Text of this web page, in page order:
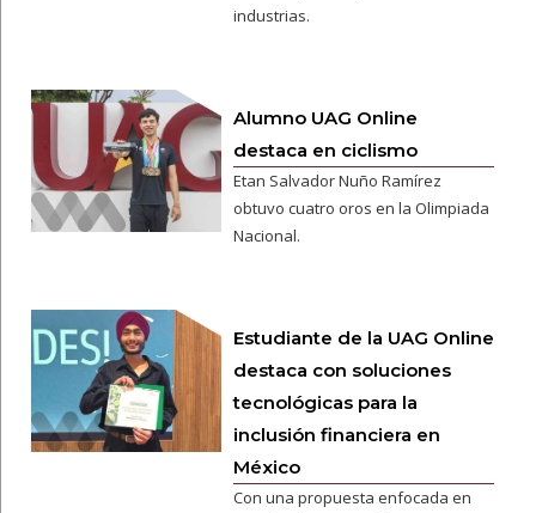
industrias.
Alumno UAG Online
destaca en ciclismo
Etan Salvador Nuño Ramírez
obtuvo cuatro oros en la Olimpiada
Nacional.
Estudiante de la UAG Online
destaca con soluciones
tecnológicas para la
inclusión financiera en
México
Con una propuesta enfocada en